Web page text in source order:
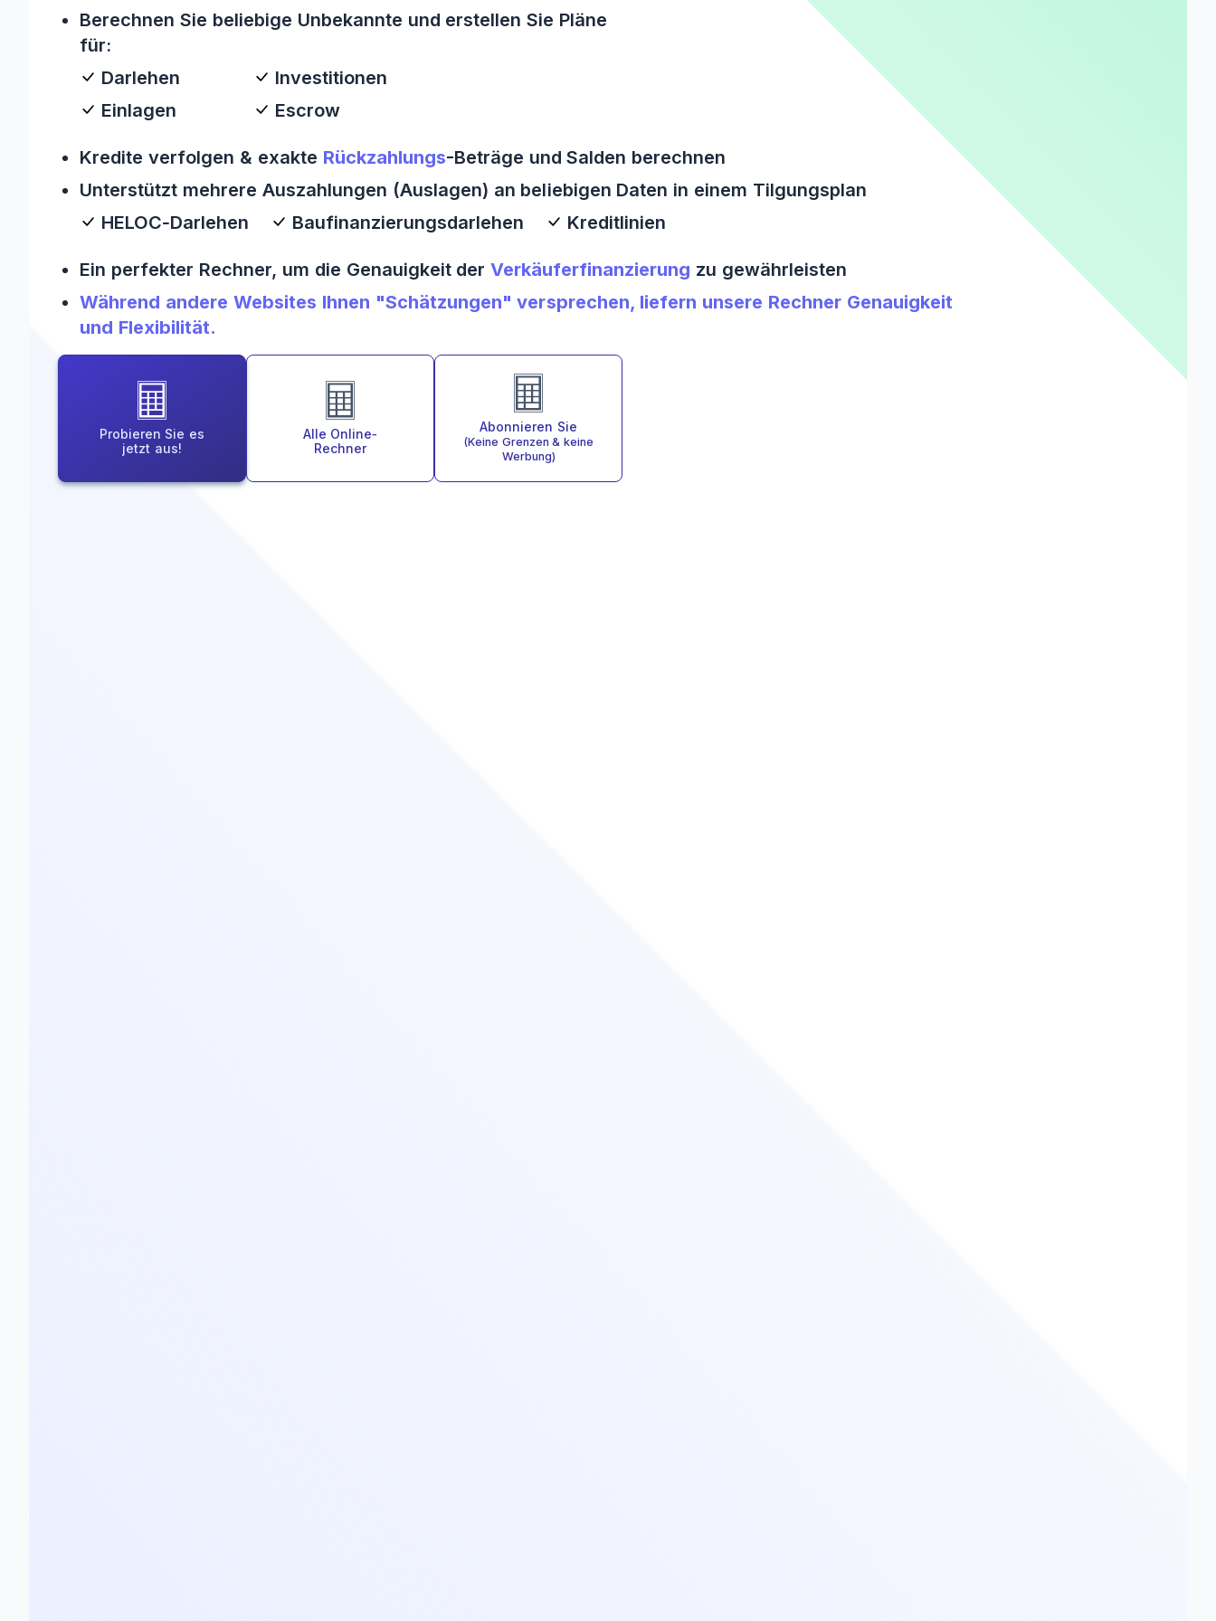
Berechnen Sie beliebige Unbekannte und erstellen Sie Pläne
für:
Darlehen
Investitionen
Einlagen
Escrow
Kredite verfolgen & exakte Rückzahlungs-Beträge und Salden berechnen
Unterstützt mehrere Auszahlungen (Auslagen) an beliebigen Daten in einem Tilgungsplan
HELOC‑Darlehen
Baufinanzierungsdarlehen Kreditlinien
Ein perfekter Rechner, um die Genauigkeit derVerkäuferfinanzierung zu gewährleisten
Während andere Websites Ihnen "Schätzungen" versprechen, liefern unsere Rechner Genauigkeit
und Flexibilität.
Probieren Sie es
jetzt aus!
Alle Online‑
Rechner
Abonnieren Sie
(Keine Grenzen & keine
Werbung)